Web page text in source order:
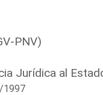
PNV)
Jurídica al
1997